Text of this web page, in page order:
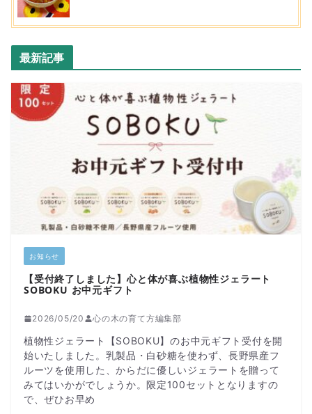
最新記事
お知らせ
【受付終了しました】心と体が喜ぶ植物性ジェラート
SOBOKU お中元ギフト
2026/05/20 心の木の育て方編集部
植物性ジェラート【SOBOKU】のお中元ギフト受付を開
始いたしました。乳製品・白砂糖を使わず、長野県産フ
ルーツを使用した、からだに優しいジェラートを贈って
みてはいかがでしょうか。限定100セットとなりますの
で、ぜひお早め